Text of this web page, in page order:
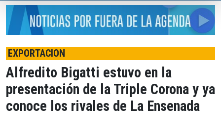
EXPORTACION
Alfredito Bigatti estuvo en la
presentación de la Triple Corona y ya
conoce los rivales de La Ensenada